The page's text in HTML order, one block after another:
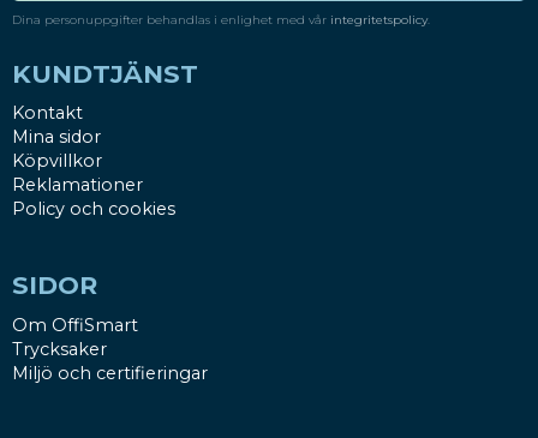
Dina personuppgifter behandlas i enlighet med vår integritetspolicy.
KUNDTJÄNST
Kontakt
Mina sidor
Köpvillkor
Reklamationer
Policy och cookies
SIDOR
Om OffiSmart
Trycksaker
Miljö och certifieringar